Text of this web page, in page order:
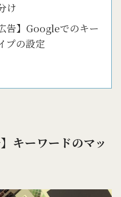
け
告】Googleでのキー
プの設定
キーワードのマッ